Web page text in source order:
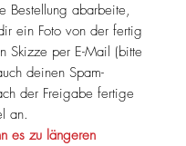
Bestellung abarbeite,
ein Foto von der fertig
Skizze per E-Mail (bitte
deinen Spam-
der Freigabe fertige
an.
es zu längeren